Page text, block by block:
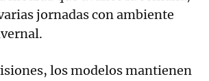
jornadas con ambiente
los modelos mantienen